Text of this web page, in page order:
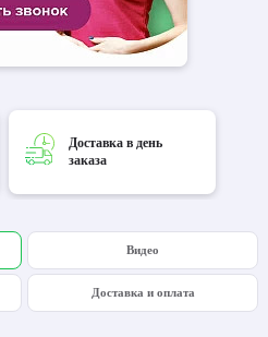
Доставка в день
заказа
Видео
Доставка и оплата